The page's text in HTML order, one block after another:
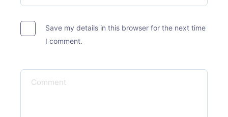
Save my details in this browser for the next time
I comment.